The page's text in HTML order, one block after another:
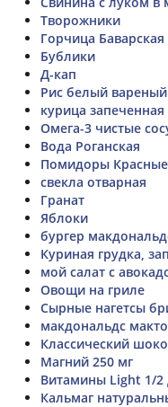
Творожники
Горчица Баварская
Бублики
Д-кап
Рис белый вареный
курица запеченная
Омега-3 чистые
Вода Роганская
Помидоры Красные
свекла отварная
Гранат
Яблоки
бургер
Куриная грудка,
мой салат с
Овощи на гриле
Сырные нагетсы
макдональдс
Классический
Магний 250 мг
Витамины Light 1/
Кальмаг